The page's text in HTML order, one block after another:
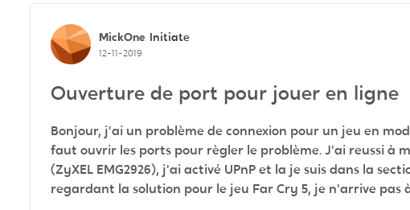
Discussion de forum
MickOne Initiate
12-11-2019
Ouverture de port pour jouer en ligne
Bonjour, j'ai un problème de connexion pour un jeu en
faut ouvrir les ports pour règler le problème. J'ai reussi à
(ZyXEL EMG2926), j'ai activé UPnP et la je suis dans la
regardant la solution pour le jeu Far Cry 5, je n'arrive